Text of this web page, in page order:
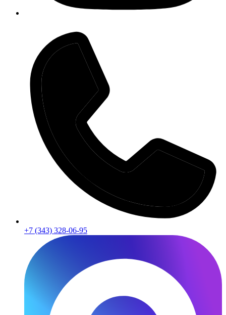
+7 (343) 328-06-95